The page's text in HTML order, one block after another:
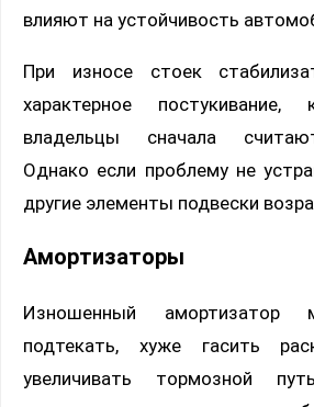
влияют на устойчивость
При износе стоек
характерное постукивание,
владельцы сначала
Однако если проблему не
другие элементы подвески
Амортизаторы
Изношенный амортизатор
подтекать, хуже гасить
увеличивать тормозной